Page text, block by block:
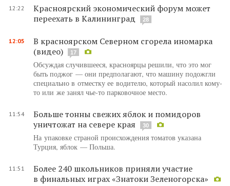
12:22
Красноярский экономический форум может
переехать в Калининград
28
12:05
В красноярском Северном сгорела иномарка
(видео)
17
Обсуждая случившееся, красноярцы решили, что это мог
быть поджог — они предполагают, что машину подожгли
специально в отместку ее водителю, который насолил кому-
то или же занял чье-то парковочное место.
11:54
Больше тонны свежих яблок и помидоров
уничтожат на севере края
30
На упаковке страной происхождения томатов указана
Турция, яблок — Польша.
11:51
Более 240 школьников приняли участие
в финальных играх «Знатоки Зеленогорска»